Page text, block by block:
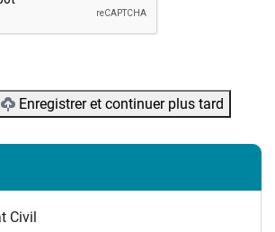
Enregistrer et continuer plus tard
complémentaires
Civil